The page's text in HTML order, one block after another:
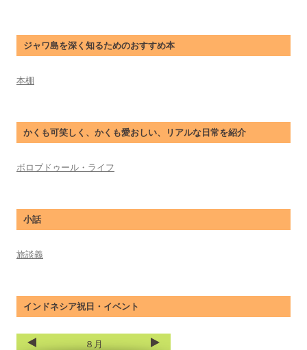
ジャワ島を深く知るためのおすすめ本
本棚
かくも可笑しく、かくも愛おしい、リアルな日常を紹介
ボロブドゥール・ライフ
小話
旅談義
インドネシア祝日・イベント
８月